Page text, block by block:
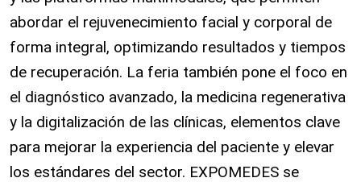
abordar el rejuvenecimiento facial y corporal de
forma integral, optimizando resultados y tiempos
de recuperación. La feria también pone el foco en
el diagnóstico avanzado, la medicina regenerativa
y la digitalización de las clínicas, elementos clave
para mejorar la experiencia del paciente y elevar
los estándares del sector. EXPOMEDES se